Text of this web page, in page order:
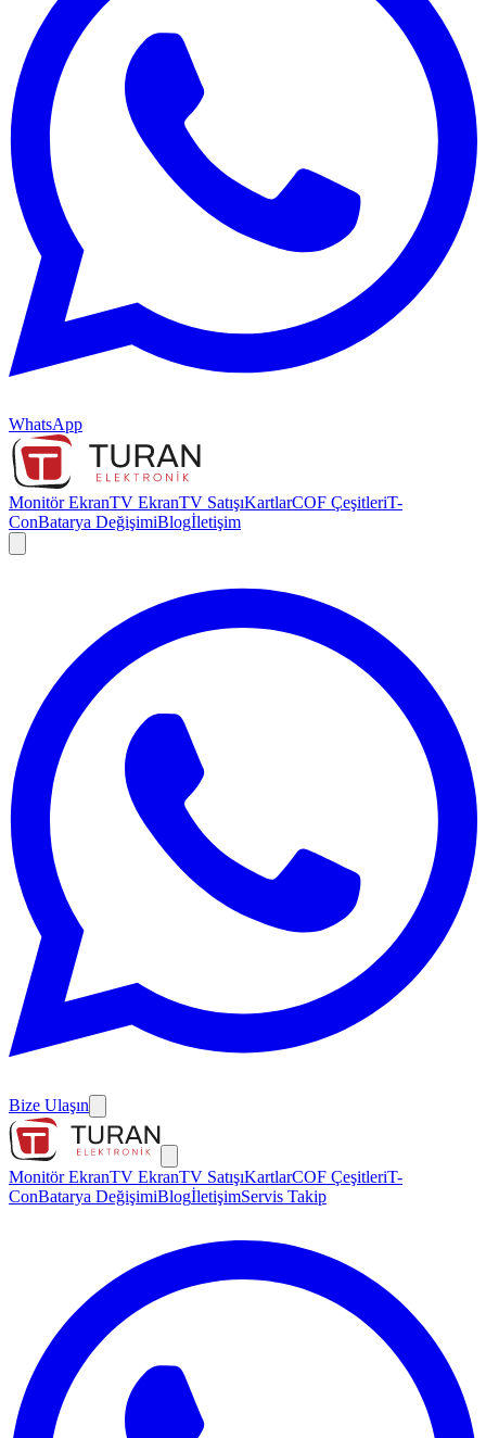
WhatsApp
Monitör EkranTV EkranTV SatışıKartlarCOF ÇeşitleriT-
ConBatarya DeğişimiBlogİletişim
Bize Ulaşın
Monitör EkranTV EkranTV SatışıKartlarCOF ÇeşitleriT-
ConBatarya DeğişimiBlogİletişimServis Takip